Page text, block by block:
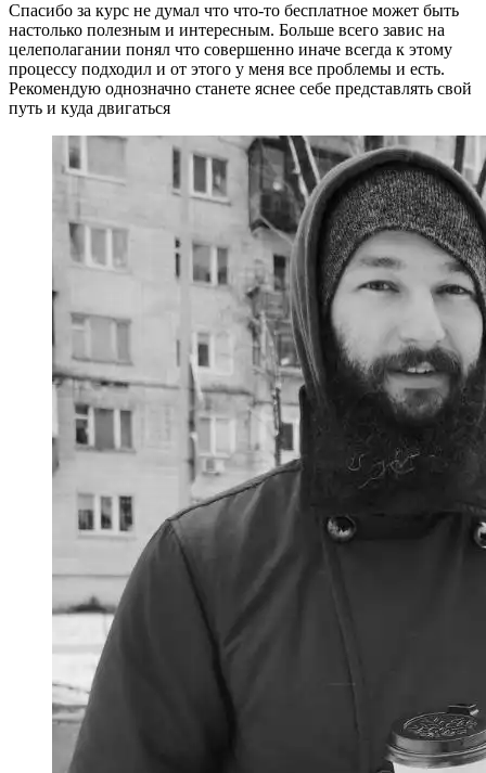
Спасибо за курс не думал что что-то бесплатное может быть
настолько полезным и интересным. Больше всего завис на
целеполагании понял что совершенно иначе всегда к этому
процессу подходил и от этого у меня все проблемы и есть.
Рекомендую однозначно станете яснее себе представлять свой
путь и куда двигаться